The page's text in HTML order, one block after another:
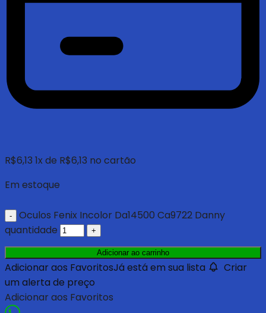
R$6,13 1x de R$6,13 no cartão
Em estoque
Oculos Fenix Incolor Da14500 Ca9722 Danny
quantidade
Adicionar ao carrinho
Adicionar aos FavoritosJá está em sua lista
Criar
um alerta de preço
Adicionar aos Favoritos